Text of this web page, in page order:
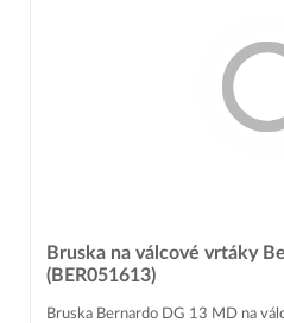
Bruska na válcové vrtáky
(BER051613)
Bruska Bernardo DG 13 MD na